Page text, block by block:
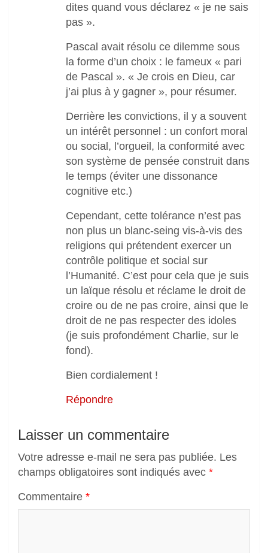
dites quand vous déclarez « je ne sais
pas ».
Pascal avait résolu ce dilemme sous
la forme d’un choix : le fameux « pari
de Pascal ». « Je crois en Dieu, car
j’ai plus à y gagner », pour résumer.
Derrière les convictions, il y a souvent
un intérêt personnel : un confort moral
ou social, l’orgueil, la conformité avec
son système de pensée construit dans
le temps (éviter une dissonance
cognitive etc.)
Cependant, cette tolérance n’est pas
non plus un blanc-seing vis-à-vis des
religions qui prétendent exercer un
contrôle politique et social sur
l’Humanité. C’est pour cela que je suis
un laïque résolu et réclame le droit de
croire ou de ne pas croire, ainsi que le
droit de ne pas respecter des idoles
(je suis profondément Charlie, sur le
fond).
Bien cordialement !
Répondre
Laisser un commentaire
Votre adresse e-mail ne sera pas publiée. Les
champs obligatoires sont indiqués avec *
Commentaire *